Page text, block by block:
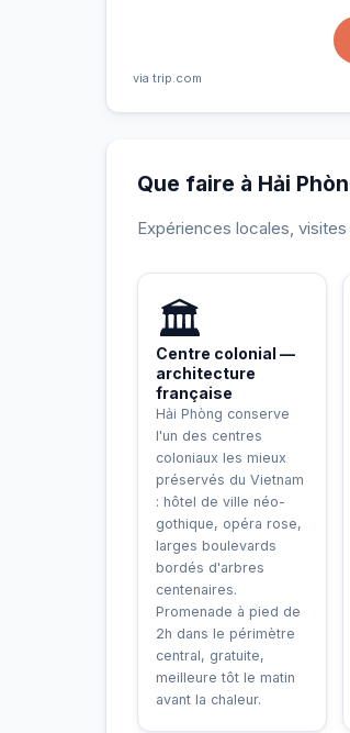
via trip.com
Que faire à Hải
Expériences locales,
🏛️
Centre colonial —
architecture
française
Hải Phòng conserve
l'un des centres
coloniaux les mieux
préservés du Vietnam
: hôtel de ville néo-
gothique, opéra rose,
larges boulevards
bordés d'arbres
centenaires.
Promenade à pied de
2h dans le périmètre
central, gratuite,
meilleure tôt le matin
avant la chaleur.